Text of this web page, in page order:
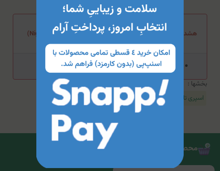
هشدار مصرف اسپری تاخیری اپتیمکس (مدل Night - forest fruits)
هشدار مصرف خاصی برای این محصول ذکر نشده‌است.
بخشها :
اسپری تاخیری
محصولات مرتبط